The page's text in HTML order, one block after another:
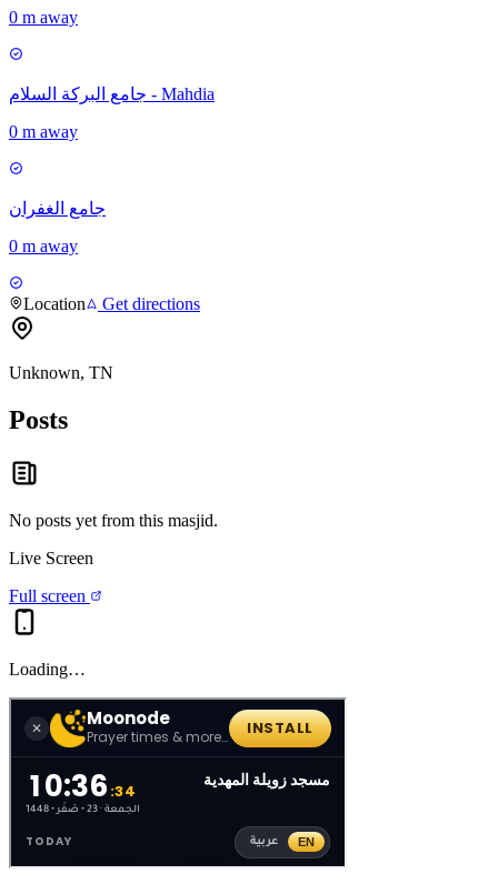
0 m away
جامع البركة السلام - Mahdia
0 m away
جامع الغفران
0 m away
Location Get directions
Unknown, TN
Posts
No posts yet from this masjid.
Live Screen
Full screen
Loading…